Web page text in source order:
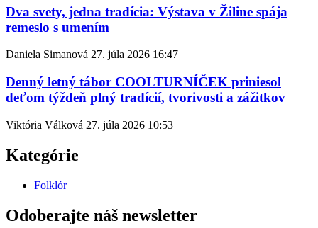
Dva svety, jedna tradícia: Výstava v Žiline spája
remeslo s umením
Daniela Simanová 27. júla 2026 16:47
Denný letný tábor COOLTURNÍČEK priniesol
deťom týždeň plný tradícií, tvorivosti a zážitkov
Viktória Válková 27. júla 2026 10:53
Kategórie
Folklór
Odoberajte náš newsletter